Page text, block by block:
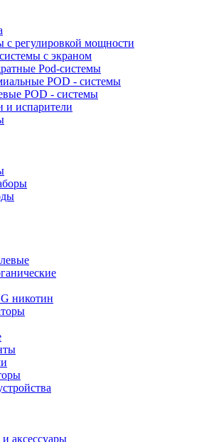
с регулировкой мощности
с экраном
Pod-системы
POD - системы
POD - системы
и испарители
никотин
аксессуары